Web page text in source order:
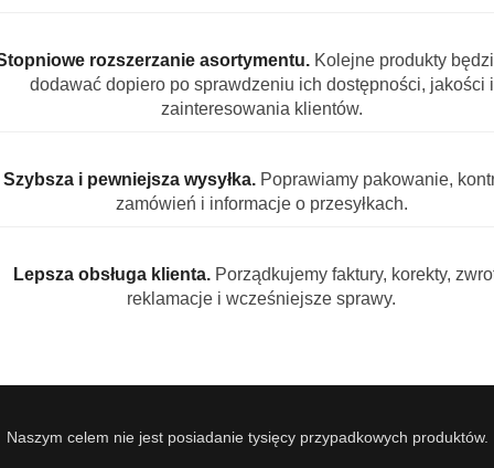
Color Aktiv Gel 4L skuteczne pranie i
usuwa zabrudzenia, jednocześnie chroniąc intensywność
użytku domowego, jak i profesjonalnego w pralniach,
do 100 prań.
tkanin kolorowych.
oraz prania ręcznego.
rozszerzanie asortymentu. Kolejne produkty
dodawać dopiero po sprawdzeniu ich dostępności, jakości i
zainteresowania klientów.
Szybsza i pewniejsza wysyłka.Poprawiamy pakowanie,
zamówień i informacje o przesyłkach.
Lepsza obsługa klienta. Porządkujemy faktury, korekty,
reklamacje i wcześniejsze sprawy.
Naszym celem nie jest posiadanie tysięcy przypadkowych produktów.